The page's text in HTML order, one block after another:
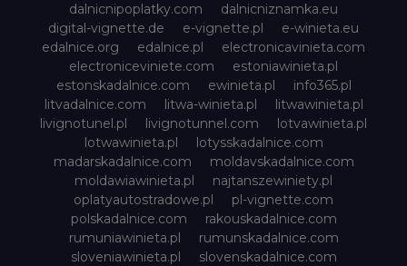
dalnicnipoplatky.com
dalnicniznamka.eu
digital-vignette.de
e-vignette.pl
e-winieta.eu
edalnice.org
edalnice.pl
electronicavinieta.com
electroniceviniete.com
estoniawinieta.pl
estonskadalnice.com
ewinieta.pl
info365.pl
litvadalnice.com
litwa-winieta.pl
litwawinieta.pl
livignotunel.pl
livignotunnel.com
lotvawinieta.pl
lotwawinieta.pl
lotysskadalnice.com
madarskadalnice.com
moldavskadalnice.com
moldawiawinieta.pl
najtanszewiniety.pl
oplatyautostradowe.pl
pl-vignette.com
polskadalnice.com
rakouskadalnice.com
rumuniawinieta.pl
rumunskadalnice.com
sloveniawinieta.pl
slovenskadalnice.com